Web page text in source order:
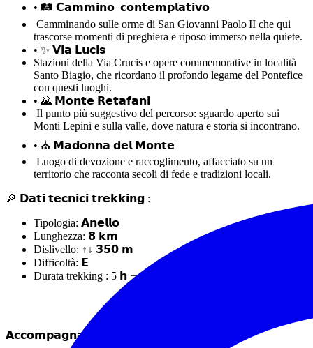
• 🛤️ 𝗖𝗮𝗺𝗺𝗶𝗻𝗼 𝗰𝗼𝗻𝘁𝗲𝗺𝗽𝗹𝗮𝘁𝗶𝘃𝗼
Camminando sulle orme di San Giovanni Paolo II che qui
trascorse momenti di preghiera e riposo immerso nella quiete.
• ✨ 𝗩𝗶𝗮 𝗟𝘂𝗰𝗶𝘀
Stazioni della Via Crucis e opere commemorative in località
Santo Biagio, che ricordano il profondo legame del Pontefice
con questi luoghi.
• 🌄 𝗠𝗼𝗻𝘁𝗲 𝗥𝗲𝘁𝗮𝗳𝗮𝗻𝗶
Il punto più suggestivo del percorso: sguardo aperto sui
Monti Lepini e sulla valle, dove natura e storia si incontrano.
• ⛪ 𝗠𝗮𝗱𝗼𝗻𝗻𝗮 𝗱𝗲𝗹 𝗠𝗼𝗻𝘁𝗲
Luogo di devozione e raccoglimento, affacciato su un
territorio che racconta secoli di fede e tradizioni locali.
🔎 𝗗𝗮𝘁𝗶 𝘁𝗲𝗰𝗻𝗶𝗰𝗶 𝘁𝗿𝗲𝗸𝗸𝗶𝗻𝗴 :
Tipologia: 𝗔𝗻𝗲𝗹𝗹𝗼
Lunghezza: 𝟴 𝗸𝗺
Dislivello: ↑↓ 𝟯𝟱𝟬 𝗺
Difficoltà: 𝗘
Durata trekking : 5 𝗵 + 𝑠𝑜𝑠𝑡𝑒
𝗔𝗰𝗰𝗼𝗺𝗽𝗮𝗴𝗻𝗮𝘁𝗼𝗿𝗶: